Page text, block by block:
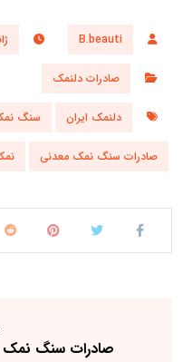
B.beauti
صادرات دلنمک
دلنمک ایران سنگ
صادرات سنگ نمک معدنی
صادرات سنگ نمک